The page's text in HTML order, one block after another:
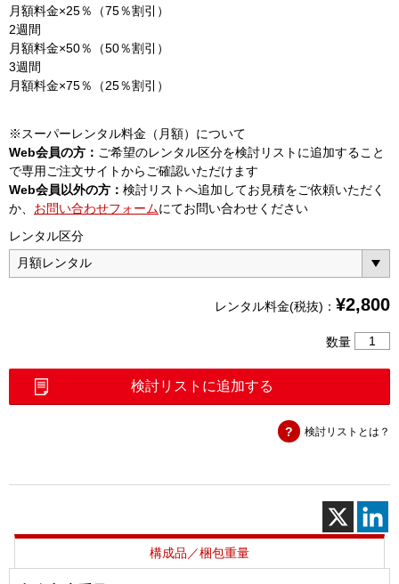
月額料金×25％（75％割引）
2週間
月額料金×50％（50％割引）
3週間
月額料金×75％（25％割引）
※スーパーレンタル料金（月額）について
Web会員の方： ご希望のレンタル区分を検討リストに追加すること
で専用ご注文サイトからご確認いただけます
Web会員以外の方： 検討リストへ追加してお見積をご依頼いただく
か、 お問い合わせフォームにてお問い合わせください
レンタル区分
レンタル料金(税抜)： ¥2,800
数量
号
ケ
ー
ブ
セ
検討リストに追加する
検討リストとは？
構成品／梱包重量